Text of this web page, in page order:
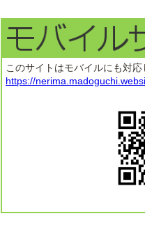
このサイトはモバイルにも対応
https://